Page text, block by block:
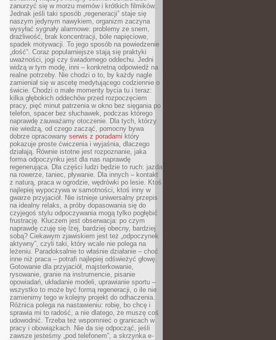
zanurzyć się w morzu memów i krótkich filmików.
Jednak jeśli taki sposób „regeneracji” staje się
naszym jedynym nawykiem, organizm zaczyna
wysyłać sygnały alarmowe: problemy ze snem,
drażliwość, brak koncentracji, bóle napięciowe,
spadek motywacji. To jego sposób na powiedzenie
„dość”. Coraz popularniejsze stają się praktyki
uważności, jogi czy świadomego oddechu. Jedni
widzą w tym modę, inni – konkretną odpowiedź na
realne potrzeby. Nie chodzi o to, by każdy nagle
zamieniał się w ascetę medytującego codziennie o
świcie. Chodzi o małe momenty bycia tu i teraz:
kilka głębokich oddechów przed rozpoczęciem
pracy, pięć minut patrzenia w okno bez sięgania po
telefon, spacer bez słuchawek, podczas którego
naprawdę zauważamy otoczenie. Dla tych, którzy
nie wiedzą, od czego zacząć, pomocny bywa
dobrze opracowany serwis z poradami który
pokazuje proste ćwiczenia i wyjaśnia, dlaczego
działają. Równie istotne jest rozpoznanie, jaka
forma odpoczynku jest dla nas naprawdę
regenerująca. Dla części ludzi będzie to ruch: jazda
na rowerze, taniec, pływanie. Dla innych – kontakt
z naturą, praca w ogrodzie, wędrówki po lesie. Ktoś
najlepiej wypoczywa w samotności, ktoś inny w
gwarze przyjaciół. Nie istnieje uniwersalny przepis
na idealny relaks, a próby dopasowania się do
czyjegoś stylu odpoczywania mogą tylko pogłębić
frustrację. Kluczem jest obserwacja: po czym
naprawdę czuję się lżej, bardziej obecny, bardziej
sobą? Ciekawym zjawiskiem jest też „odpoczynek
aktywny”, czyli taki, który wcale nie polega na
leżeniu. Paradoksalnie to właśnie działanie – choć
inne niż praca – potrafi najlepiej odświeżyć głowę.
Gotowanie dla przyjaciół, majsterkowanie,
rysowanie, granie na instrumencie, pisanie
opowiadań, układanie modeli, uprawianie sportu –
wszystko to może być formą regeneracji, o ile nie
zamienimy tego w kolejny projekt do odhaczenia.
Różnica polega na nastawieniu: robię, bo chcę i
sprawia mi to radość, a nie dlatego, że muszę coś
udowodnić. Trzeba też wspomnieć o granicach w
pracy i obowiązkach. Nie da się odpocząć, jeśli
zawsze jesteśmy „pod telefonem”, a skrzynka e-